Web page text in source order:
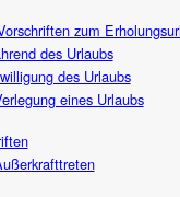
zum
des Urlaubs
des Urlaubs
eines Urlaubs